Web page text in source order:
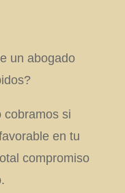
un abogado
cobramos si
en tu
compromiso